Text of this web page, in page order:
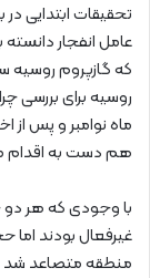
تحقیقات ابتدایی در
عامل انفجار
که گازپروم روسیه
روسیه برای بررسی
ماه نوامبر و پس از
هم دست به اقدام
با وجودی که هر دو
غیرفعال بودند اما
منطقه متصاعد شد و